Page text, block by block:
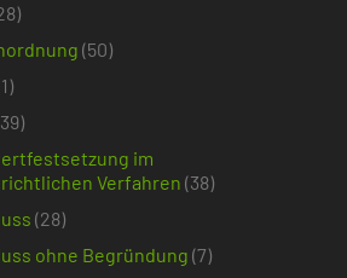
(50)
im
Verfahren (38)
(28)
ohne Begründung (7)